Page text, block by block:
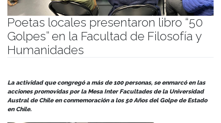
Poetas locales presentaron libro “50
Golpes” en la Facultad de Filosofía y
Humanidades
La actividad que congregó a más de 100 personas, se enmarcó en las
acciones promovidas por la Mesa Inter Facultades de la Universidad
Austral de Chile en conmemoración a los 50 Años del Golpe de Estado
en Chile.